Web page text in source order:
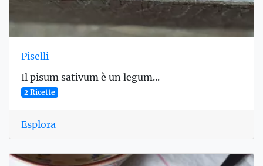
Piselli
Il pisum sativum è un legum...
2 Ricette
Esplora